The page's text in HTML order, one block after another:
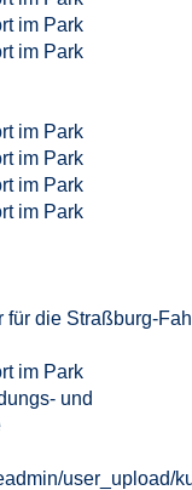
im Park
im Park
im Park
im Park
im Park
im Park
für die Straßburg-
im Park
und
user_upload/